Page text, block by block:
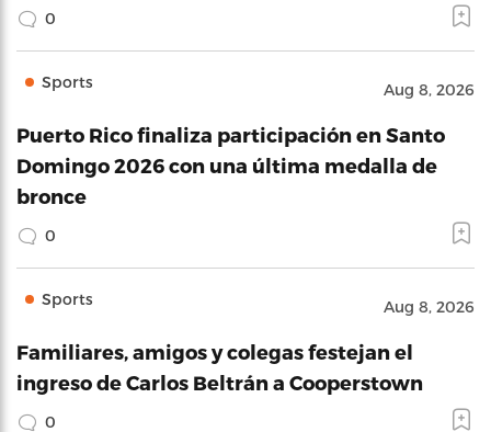
0
Sports Aug 8, 2026
Puerto Rico finaliza participación en Santo
Domingo 2026 con una última medalla de
bronce
0
Sports Aug 8, 2026
Familiares, amigos y colegas festejan el
ingreso de Carlos Beltrán a Cooperstown
0